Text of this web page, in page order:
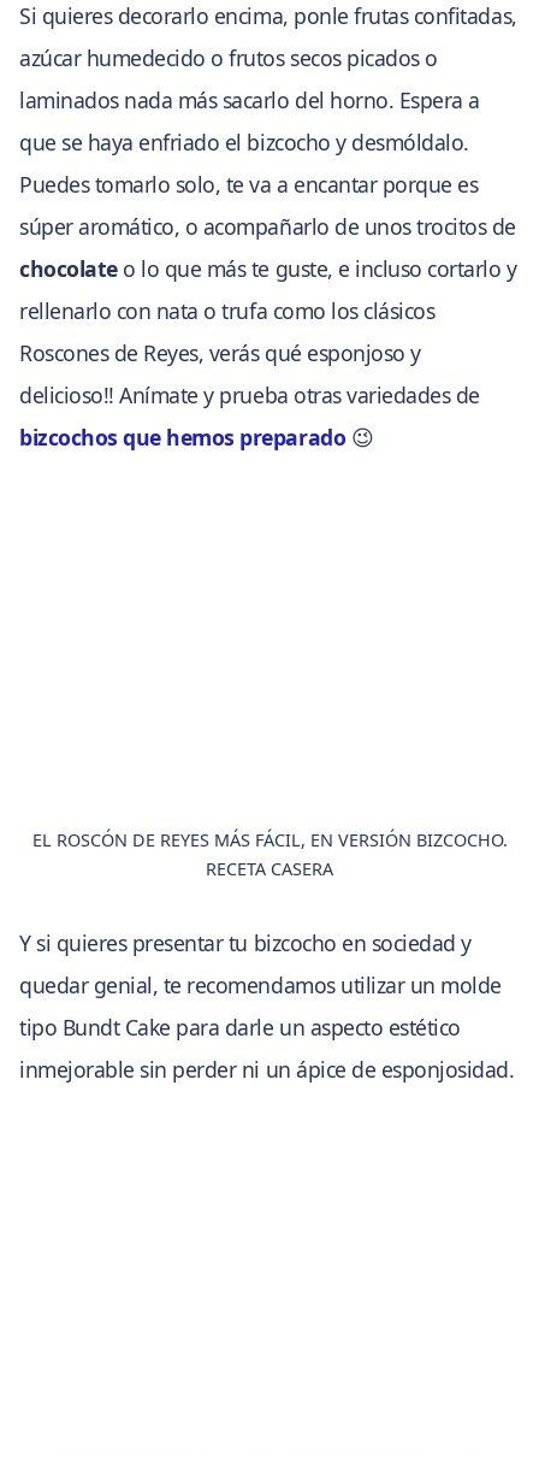
Si quieres decorarlo encima, ponle frutas confitadas,
azúcar humedecido o frutos secos picados o
laminados nada más sacarlo del horno. Espera a
que se haya enfriado el bizcocho y desmóldalo.
Puedes tomarlo solo, te va a encantar porque es
súper aromático, o acompañarlo de unos trocitos de
chocolateo lo que más te guste, e incluso cortarlo y
rellenarlo con nata o trufa como los clásicos
Roscones de Reyes, verás qué esponjoso y
delicioso!! Anímate y prueba otras variedades de
bizcochos que hemos preparado 😉
EL ROSCÓN DE REYES MÁS FÁCIL, EN VERSIÓN BIZCOCHO.
RECETA CASERA
Y si quieres presentar tu bizcocho en sociedad y
quedar genial, te recomendamos utilizar un molde
tipo Bundt Cake para darle un aspecto estético
inmejorable sin perder ni un ápice de esponjosidad.